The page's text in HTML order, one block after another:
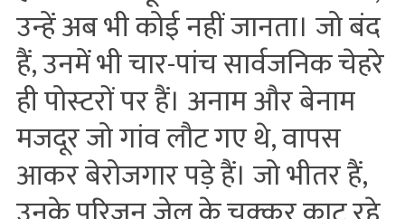
उन्‍हें अब भी कोई नहीं जानता। जो बंद
हैं, उनमें भी चार-पांच सार्वजनिक चेहरे
ही पोस्‍टरों पर हैं। अनाम और बेनाम
मजदूर जो गांव लौट गए थे, वापस
आकर बेरोजगार पड़े हैं। जो भीतर हैं,